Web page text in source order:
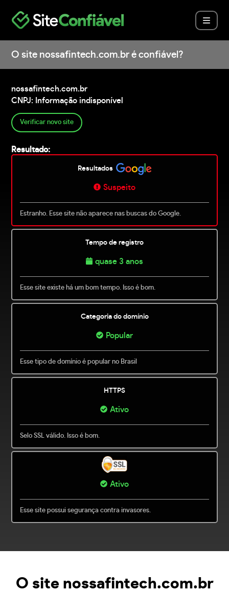
O site nossafintech.com.br é confiável?
nossafintech.com.br
CNPJ: Informação indisponível
Verificar novo site
Resultado:
Resultados
Suspeito
Estranho. Esse site não aparece nas buscas do Google.
Tempo de registro
quase 3 anos
Esse site existe há um bom tempo. Isso é bom.
Categoria do domínio
Popular
Esse tipo de domínio é popular no Brasil
HTTPS
Ativo
Selo SSL válido. Isso é bom.
Ativo
Esse site possui segurança contra invasores.
O site nossafintech.com.br